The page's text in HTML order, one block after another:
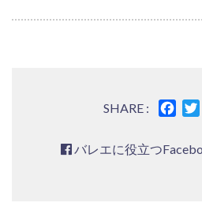
SHARE :
バレエに役立つ